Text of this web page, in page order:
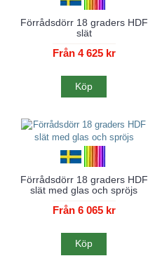
Förrådsdörr 18 graders HDF
slät
Från 4 625 kr
Köp
Förrådsdörr 18 graders HDF
slät med glas och spröjs
Från 6 065 kr
Köp